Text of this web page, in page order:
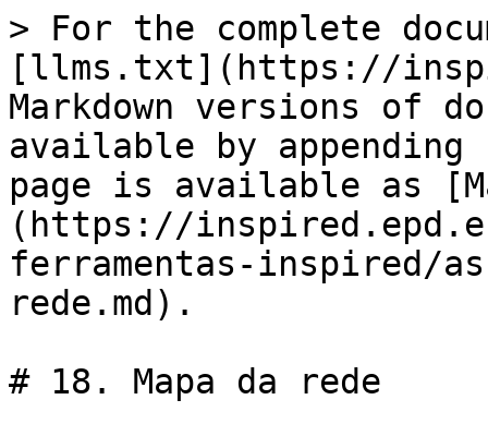
> For the complete
[llms.txt](https://
Markdown versions of
available by
page is available as
(https://
ferramentas-inspired/
rede.md).
# 18. Mapa da rede